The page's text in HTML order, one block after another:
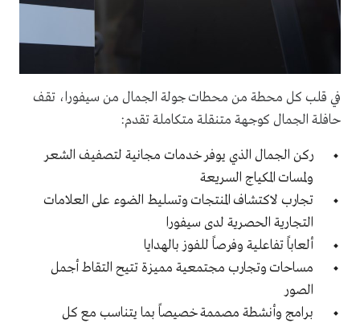
في قلب كل محطة من محطات جولة الجمال من سيفورا، تقف
حافلة الجمال كوجهة متنقلة متكاملة تقدم:
ركن الجمال الذي يوفر خدمات مجانية لتصفيف الشعر
ولمسات المكياج السريعة
تجارب لاكتشاف المنتجات وتسليط الضوء على العلامات
التجارية الحصرية لدى سيفورا
ألعاباً تفاعلية وفرصاً للفوز بالهدايا
مساحات وتجارب مجتمعية مميزة تتيح التقاط أجمل
الصور
برامج وأنشطة مصممة خصيصاً بما يتناسب مع كل